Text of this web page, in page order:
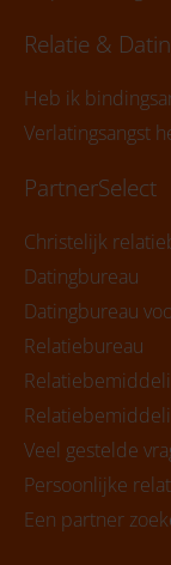
Relatie &
Heb ik
Verlatingsangst
PartnerSelect
Christelijk
Datingbureau
Datingbureau
Relatiebureau
Veel gestelde
Persoonlijke
Een partner